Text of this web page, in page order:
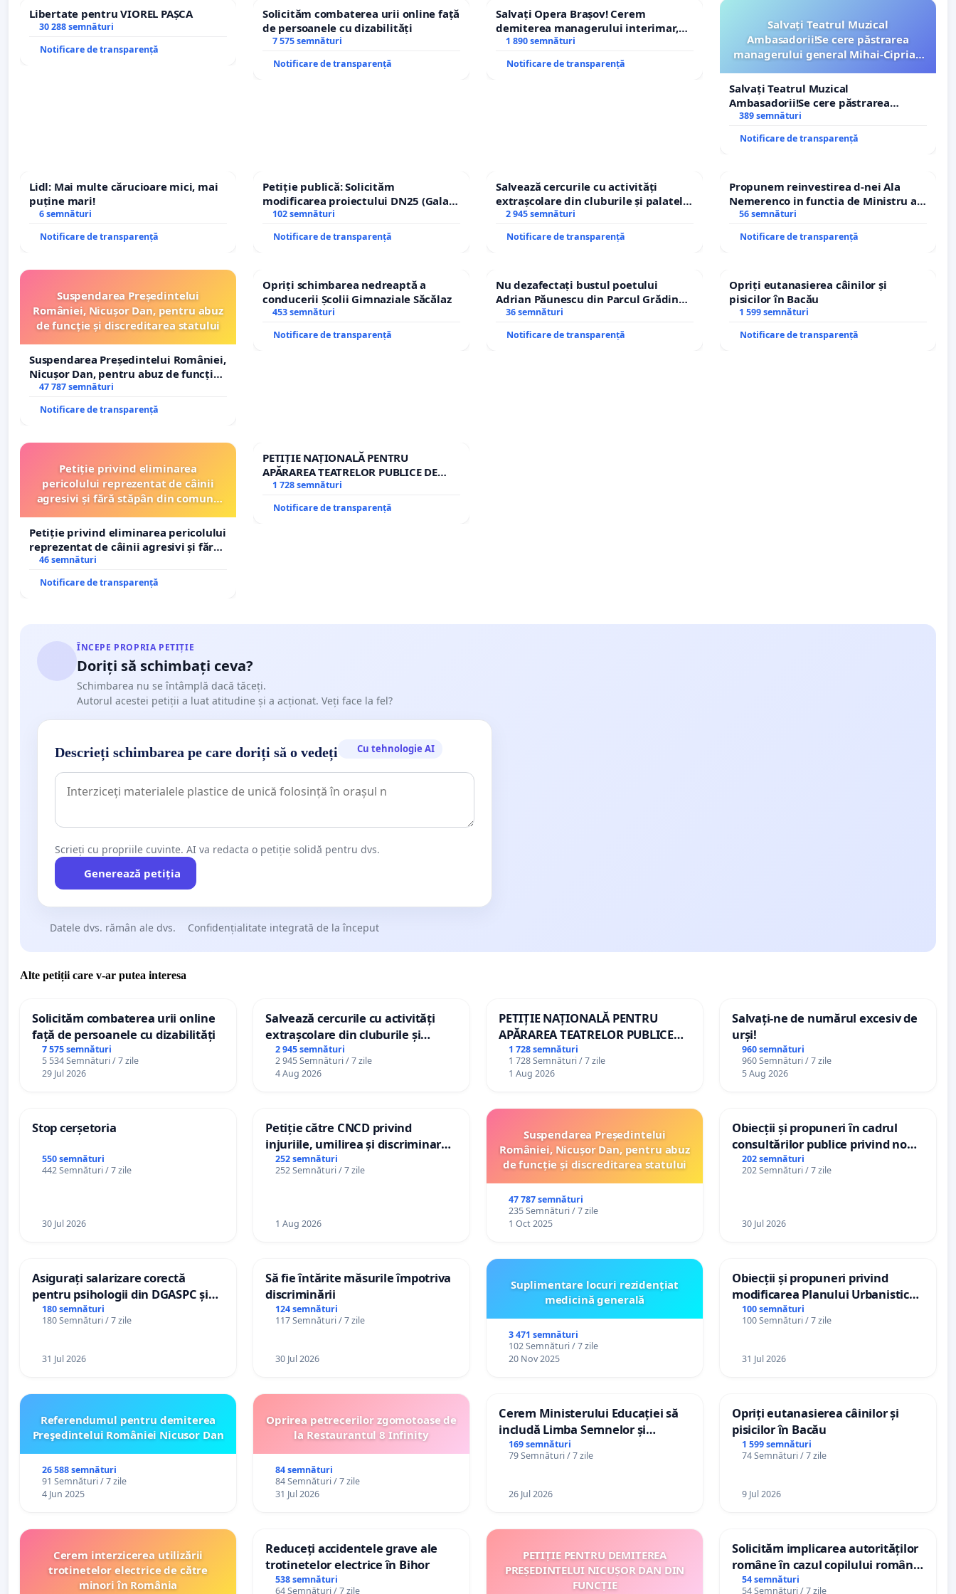
Libertate pentru VIOREL PAȘCA
30 288 semnături
Notificare de transparență
Solicităm combaterea urii online față
de persoanele cu dizabilități
7 575 semnături
Notificare de transparență
Salvați Opera Brașov! Cerem
demiterea managerului interimar,
Petrean Lucian-Marius!
1 890 semnături
Notificare de transparență
Salvați Teatrul Muzical
Ambasadorii!Se cere păstrarea
managerului general Mihai-Ciprian
Salvați Teatrul Muzical
Ambasadorii!Se cere păstrarea
managerului general Mihai-Ciprian
389 semnături
Notificare de transparență
Lidl: Mai multe cărucioare mici, mai
puține mari!
6 semnături
Notificare de transparență
Petiție publică: Solicităm
modificarea proiectului DN25 (Galați
– Hanu Conachi) prin devierea
102 semnături
Notificare de transparență
Salvează cercurile cu activități
extrașcolare din cluburile și palatele
copiilor
2 945 semnături
Notificare de transparență
Propunem reinvestirea d-nei Ala
Nemerenco in functia de Ministru al
Sanatatii
56 semnături
Notificare de transparență
Suspendarea Președintelui
României, Nicușor Dan, pentru abuz
de funcție și discreditarea statului
Suspendarea Președintelui României,
Nicușor Dan, pentru abuz de funcție
și discreditarea statului
47 787 semnături
Notificare de transparență
Opriți schimbarea nedreaptă a
conducerii Școlii Gimnaziale Săcălaz
453 semnături
Notificare de transparență
Nu dezafectați bustul poetului
Adrian Păunescu din Parcul Grădina
Icoanei! Stop cenzurii culturale!
36 semnături
Notificare de transparență
Opriți eutanasierea câinilor și
pisicilor în Bacău
1 599 semnături
Notificare de transparență
Petiție privind eliminarea
pericolului reprezentat de câinii
agresivi și fără stăpân din comuna
Petiție privind eliminarea pericolului
reprezentat de câinii agresivi și fără
stăpân din comuna Tunari
46 semnături
Notificare de transparență
PETIȚIE NAȚIONALĂ PENTRU
APĂRAREA TEATRELOR PUBLICE DE
REPERTORIU DIN ROMÂNIA
1 728 semnături
Notificare de transparență
ÎNCEPE PROPRIA PETIȚIE
Doriți să schimbați ceva?
Schimbarea nu se întâmplă dacă tăceți.
Autorul acestei petiții a luat atitudine și a acționat. Veți face la fel?
Descrieți schimbarea pe care doriți să o vedeți Cu tehnologie AI
Scrieți cu propriile cuvinte. AI va redacta o petiție solidă pentru dvs.
Generează petiția
Datele dvs. rămân ale dvs. Confidențialitate integrată de la început
Alte petiții care v-ar putea interesa
Solicităm combaterea urii online
față de persoanele cu dizabilități
7 575 semnături
5 534 Semnături / 7 zile
29 Jul 2026
Salvează cercurile cu activități
extrașcolare din cluburile și
palatele copiilor
2 945 semnături
2 945 Semnături / 7 zile
4 Aug 2026
PETIȚIE NAȚIONALĂ PENTRU
APĂRAREA TEATRELOR PUBLICE
DE REPERTORIU DIN ROMÂNIA
1 728 semnături
1 728 Semnături / 7 zile
1 Aug 2026
Salvați-ne de numărul excesiv de
urși!
960 semnături
960 Semnături / 7 zile
5 Aug 2026
Stop cerșetoria
550 semnături
442 Semnături / 7 zile
30 Jul 2026
Petiție către CNCD privind
injuriile, umilirea și discriminarea
persoanelor cu dizabilități de
către utilizatorul TikTok „Gorici”
252 semnături
252 Semnături / 7 zile
1 Aug 2026
Suspendarea Președintelui
României, Nicușor Dan, pentru abuz
de funcție și discreditarea statului
47 787 semnături
235 Semnături / 7 zile
1 Oct 2025
Obiecții și propuneri în cadrul
consultărilor publice privind noul
Plan Urbanistic General (PUG)
Ialoveni
202 semnături
202 Semnături / 7 zile
30 Jul 2026
Asigurați salarizare corectă
pentru psihologii din DGASPC și
spitale
180 semnături
180 Semnături / 7 zile
31 Jul 2026
Să fie întărite măsurile împotriva
discriminării
124 semnături
117 Semnături / 7 zile
30 Jul 2026
Suplimentare locuri rezidențiat
medicină generală
3 471 semnături
102 Semnături / 7 zile
20 Nov 2025
Obiecții și propuneri privind
modificarea Planului Urbanistic
General al orașului Ialoveni
100 semnături
100 Semnături / 7 zile
31 Jul 2026
Referendumul pentru demiterea
Preşedintelui României Nicusor Dan
26 588 semnături
91 Semnături / 7 zile
4 Jun 2025
Oprirea petrecerilor zgomotoase de
la Restaurantul 8 Infinity
84 semnături
84 Semnături / 7 zile
31 Jul 2026
Cerem Ministerului Educației să
includă Limba Semnelor și
alfabetul Braille în școlile din
Republica Moldova!
169 semnături
79 Semnături / 7 zile
26 Jul 2026
Opriți eutanasierea câinilor și
pisicilor în Bacău
1 599 semnături
74 Semnături / 7 zile
9 Jul 2026
Cerem interzicerea utilizării
trotinetelor electrice de către
minori în România
Reduceți accidentele grave ale
trotinetelor electrice în Bihor
538 semnături
64 Semnături / 7 zile
PETIȚIE PENTRU DEMITEREA
PREȘEDINTELUI NICUȘOR DAN DIN
FUNCȚIE
Solicităm implicarea autorităților
române în cazul copilului român
Wiliam Kristian Gheorghe, aflat în
54 semnături
54 Semnături / 7 zile